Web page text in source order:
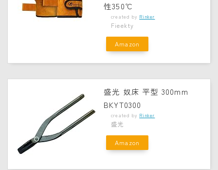
性350℃
created by Rinker
Fieekty
Amazon
盛光 奴床 平型 300mm
BKYT0300
created by Rinker
盛光
Amazon